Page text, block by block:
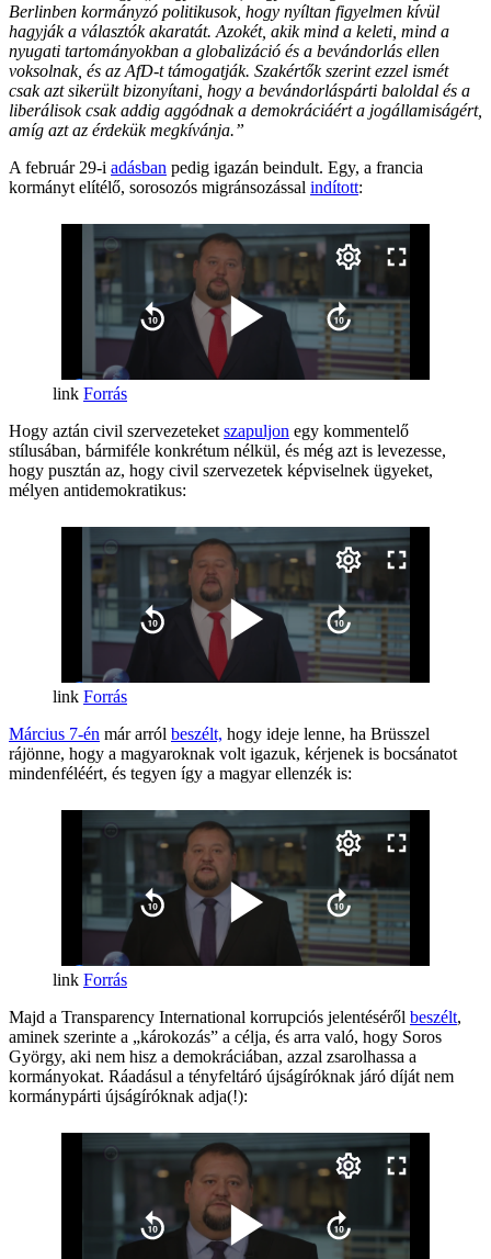
Berlinben kormányzó politikusok, hogy nyíltan figyelmen kívül
hagyják a választók akaratát. Azokét, akik mind a keleti, mind a
nyugati tartományokban a globalizáció és a bevándorlás ellen
voksolnak, és az AfD-t támogatják. Szakértők szerint ezzel ismét
csak azt sikerült bizonyítani, hogy a bevándorláspárti baloldal és a
liberálisok csak addig aggódnak a demokráciáért a jogállamiságért,
amíg azt az érdekük megkívánja.”
A február 29-i adásban pedig igazán beindult. Egy, a francia
kormányt elítélő, sorosozós migránsozással indított:
Forrás
Hogy aztán civil szervezeteket szapuljon egy kommentelő
stílusában, bármiféle konkrétum nélkül, és még azt is levezesse,
hogy pusztán az, hogy civil szervezetek képviselnek ügyeket,
mélyen antidemokratikus:
Forrás
Március 7-én már arról beszélt, hogy ideje lenne, ha Brüsszel
rájönne, hogy a magyaroknak volt igazuk, kérjenek is bocsánatot
mindenféléért, és tegyen így a magyar ellenzék is:
Forrás
Majd a Transparency International korrupciós jelentéséről beszélt,
aminek szerinte a „károkozás” a célja, és arra való, hogy Soros
György, aki nem hisz a demokráciában, azzal zsarolhassa a
kormányokat. Ráadásul a tényfeltáró újságíróknak járó díját nem
kormánypárti újságíróknak adja(!):